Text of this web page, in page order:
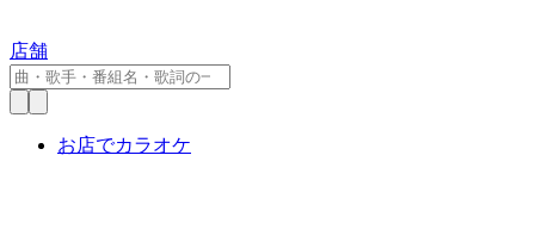
店舗
お店でカラオケ